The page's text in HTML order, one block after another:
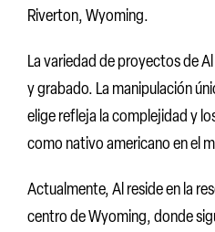
Riverton, Wyoming.
La variedad de proyectos de
y grabado. La manipulación
elige refleja la complejidad y
como nativo americano en el
Actualmente, Al reside en la
centro de Wyoming, donde